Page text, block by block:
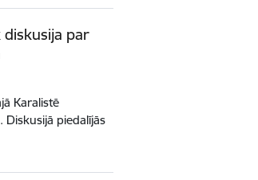
par
Karalistē
Diskusijā piedalījās